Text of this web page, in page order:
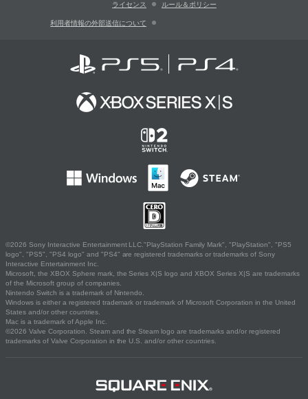
ライセンス ルール＆ポリシー
利用者情報の外部送信について
©2026 Sony Interactive Entertainment LLC."PlayStation Family Mark", "PlayStation", "PS5
logo", "PS5", "PS4 logo" and "PS4" are registered trademarks or trademarks of Sony
Interactive Entertainment Inc.
Microsoft, the XBOX Sphere mark, the Series X|S logo and XBOX Series X|S are trademarks
of the Microsoft group of companies.
Nintendo Switch is a trademark of Nintendo.
Windows is either a registered trademark or trademark of Microsoft Corporation in the United
States and/or other countries.
Mac is a trademark of Apple Inc.
©2026 Valve Corporation. Steam and the Steam logo are trademarks and/or registered
trademarks of Valve Corporation in the U.S. and/or other countries.